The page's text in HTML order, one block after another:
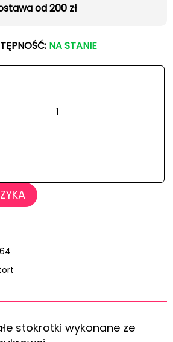
od 200 zł
NA STANIE
stokrotki wykonane ze